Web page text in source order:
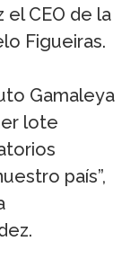
CEO de la
Figueiras.
Gamaleya
lote
país”,